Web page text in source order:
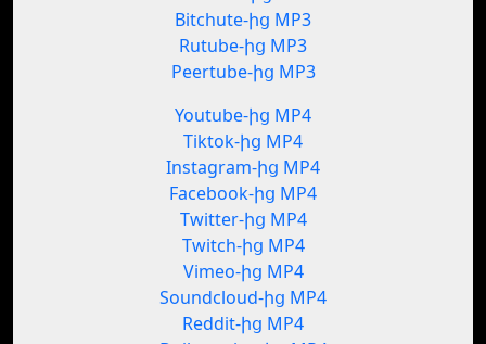
Bitchute-ից MP3
Rutube-ից MP3
Peertube-ից MP3
Youtube-ից MP4
Tiktok-ից MP4
Instagram-ից MP4
Facebook-ից MP4
Twitter-ից MP4
Twitch-ից MP4
Vimeo-ից MP4
Soundcloud-ից MP4
Reddit-ից MP4